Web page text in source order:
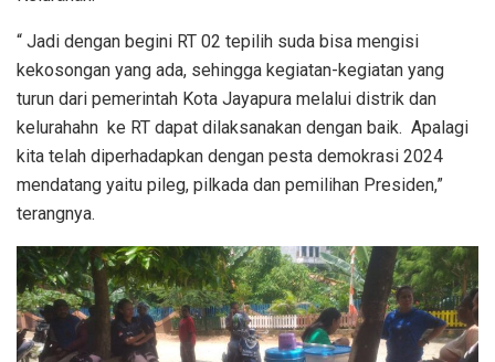
“ Jadi dengan begini RT 02 tepilih suda bisa mengisi
kekosongan yang ada, sehingga kegiatan-kegiatan yang
turun dari pemerintah Kota Jayapura melalui distrik dan
kelurahahn ke RT dapat dilaksanakan dengan baik. Apalagi
kita telah diperhadapkan dengan pesta demokrasi 2024
mendatang yaitu pileg, pilkada dan pemilihan Presiden,”
terangnya.